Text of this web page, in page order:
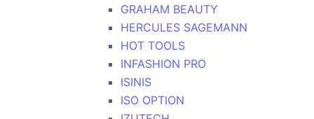
GRAHAM BEAUTY
HERCULES SAGEMANN
HOT TOOLS
INFASHION PRO
ISINIS
ISO OPTION